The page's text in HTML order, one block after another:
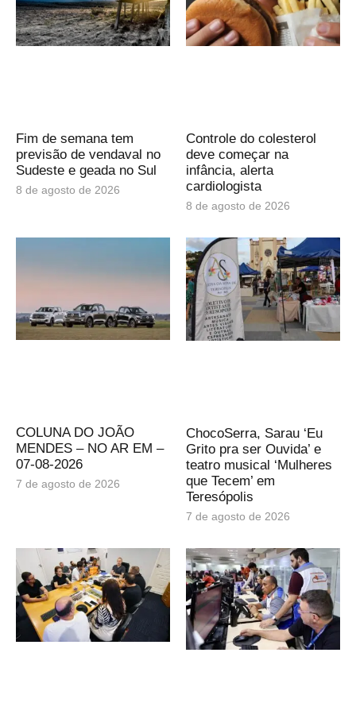
Fim de semana tem
previsão de vendaval no
Sudeste e geada no Sul
8 de agosto de 2026
Controle do colesterol
deve começar na
infância, alerta
cardiologista
8 de agosto de 2026
COLUNA DO JOÃO
MENDES – NO AR EM –
07-08-2026
7 de agosto de 2026
ChocoSerra, Sarau ‘Eu
Grito pra ser Ouvida’ e
teatro musical ‘Mulheres
que Tecem’ em
Teresópolis
7 de agosto de 2026